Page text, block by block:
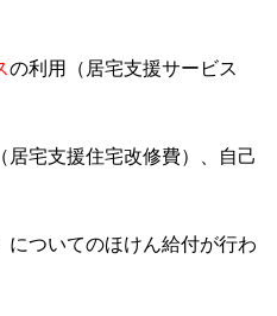
の利用（居宅支援サービス
宅支援住宅改修費）、自己
についてのほけん給付が行わ